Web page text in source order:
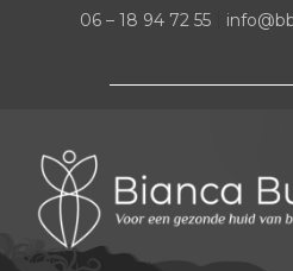
06 – 18 94 72 55